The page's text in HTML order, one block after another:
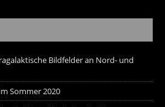
Bildfelder an Nord- und
Sommer 2020